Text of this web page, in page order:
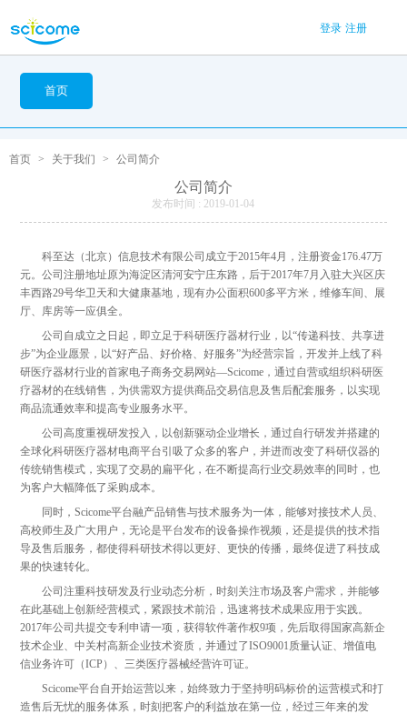
登录 注册
首页
首页 > 关于我们 > 公司简介
公司简介
发布时间 : 2019-01-04
科至达（北京）信息技术有限公司成立于2015年4月，注册资金176.47万
元。公司注册地址原为海淀区清河安宁庄东路，后于2017年7月入驻大兴区庆
丰西路29号华卫天和大健康基地，现有办公面积600多平方米，维修车间、展
厅、库房等一应俱全。
公司自成立之日起，即立足于科研医疗器材行业，以“传递科技、共享进
步”为企业愿景，以“好产品、好价格、好服务”为经营宗旨，开发并上线了科
研医疗器材行业的首家电子商务交易网站—Scicome，通过自营或组织科研医
疗器材的在线销售，为供需双方提供商品交易信息及售后配套服务，以实现
商品流通效率和提高专业服务水平。
公司高度重视研发投入，以创新驱动企业增长，通过自行研发并搭建的
全球化科研医疗器材电商平台引吸了众多的客户，并进而改变了科研仪器的
传统销售模式，实现了交易的扁平化，在不断提高行业交易效率的同时，也
为客户大幅降低了采购成本。
同时，Scicome平台融产品销售与技术服务为一体，能够对接技术人员、
高校师生及广大用户，无论是平台发布的设备操作视频，还是提供的技术指
导及售后服务，都使得科研技术得以更好、更快的传播，最终促进了科技成
果的快速转化。
公司注重科技研发及行业动态分析，时刻关注市场及客户需求，并能够
在此基础上创新经营模式，紧跟技术前沿，迅速将技术成果应用于实践。
2017年公司共提交专利申请一项，获得软件著作权9项，先后取得国家高新企
技术企业、中关村高新企业技术资质，并通过了ISO9001质量认证、增值电
信业务许可（ICP）、三类医疗器械经营许可证。
Scicome平台自开始运营以来，始终致力于坚持明码标价的运营模式和打
造售后无忧的服务体系，时刻把客户的利益放在第一位，经过三年来的发